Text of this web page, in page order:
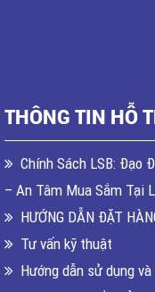
THÔNG TIN HỖ
Chính Sách LSB: Đạo
– An Tâm Mua Sắm Tại
HƯỚNG DẪN ĐẶT
Tư vấn kỹ thuật
Hướng dẫn sử dụng